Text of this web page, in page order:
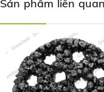
nhẹ vào đĩa trước
Sản phẩm liên quan